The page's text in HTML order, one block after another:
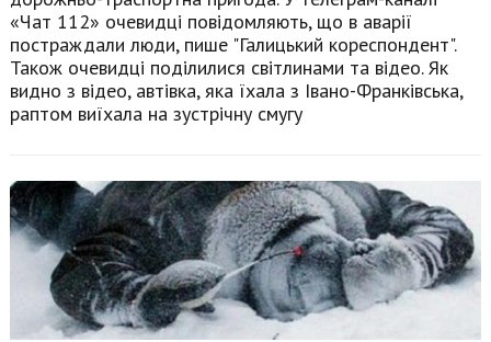
«Чат 112» очевидці повідомляють, що в аварії
постраждали люди, пише "Галицький кореспондент".
Також очевидці поділилися світлинами та відео. Як
видно з відео, автівка, яка їхала з Івано-Франківська,
раптом виїхала на зустрічну смугу